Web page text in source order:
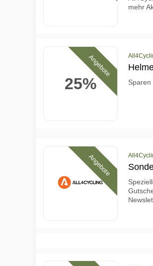
mehr
25%
Angebote
Sparen
Angebote